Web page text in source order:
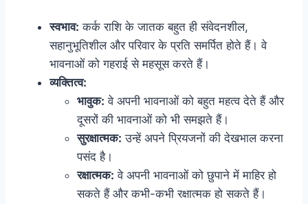
स्वभाव: कर्क राशि के जातक बहुत ही संवेदनशील,
सहानुभूतिशील और परिवार के प्रति समर्पित होते हैं। वे
भावनाओं को गहराई से महसूस करते हैं।
व्यक्तित्व:
भावुक: वे अपनी भावनाओं को बहुत महत्व देते हैं और
दूसरों की भावनाओं को भी समझते हैं।
सुरक्षात्मक: उन्हें अपने प्रियजनों की देखभाल करना
पसंद है।
रक्षात्मक: वे अपनी भावनाओं को छुपाने में माहिर हो
सकते हैं और कभी-कभी रक्षात्मक हो सकते हैं।